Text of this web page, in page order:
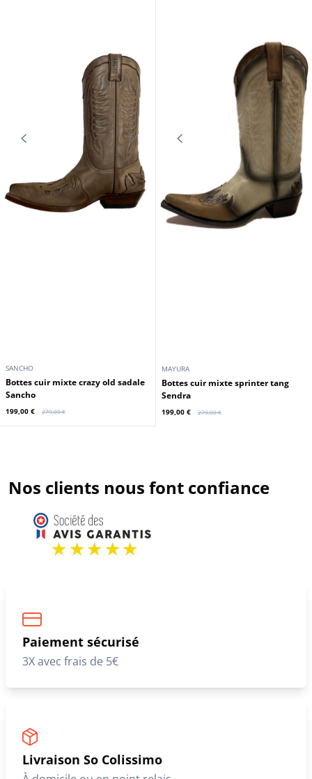
SANCHO
Bottes cuir mixte crazy old sadale
Sancho
199,00 € 279,00 €
MAYURA
Bottes cuir mixte sprinter tang
Sendra
199,00 € 279,00 €
Nos clients nous font confiance
Paiement sécurisé
3X avec frais de 5€
Livraison So Colissimo